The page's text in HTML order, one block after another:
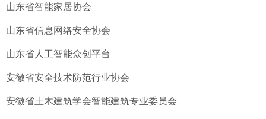
山东省智能家居协会
山东省信息网络安全协会
山东省人工智能众创平台
安徽省安全技术防范行业协会
安徽省土木建筑学会智能建筑专业委员会